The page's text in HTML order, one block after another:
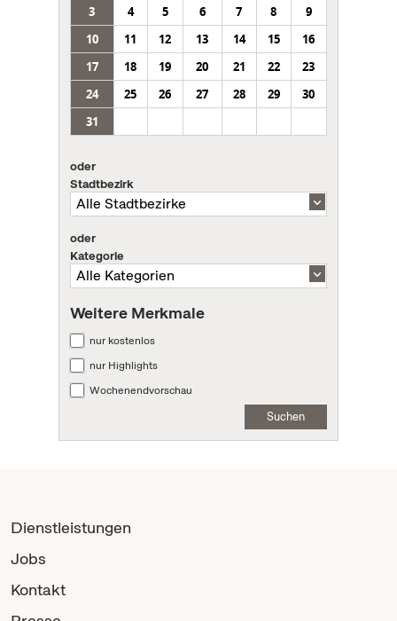
3
4 5 6 7 8
9
10
11 12 13 14 15
16
17
18 19 20 21 22
23
24
25 26 27 28 29
30
31
oder
Stadtbezirk
oder
Kategorie
Weitere Merkmale
nur kostenlos
nur Highlights
Wochenendvorschau
Suchen
Dienstleistungen
Jobs
Kontakt